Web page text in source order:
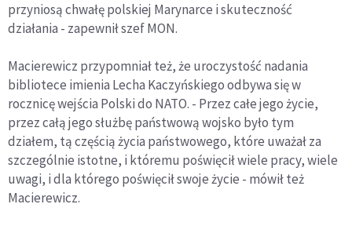
przyniosą chwałę polskiej Marynarce i skuteczność
działania - zapewnił szef MON.
Macierewicz przypomniał też, że uroczystość nadania
bibliotece imienia Lecha Kaczyńskiego odbywa się w
rocznicę wejścia Polski do NATO. - Przez całe jego życie,
przez całą jego służbę państwową wojsko było tym
działem, tą częścią życia państwowego, które uważał za
szczególnie istotne, i któremu poświęcił wiele pracy, wiele
uwagi, i dla którego poświęcił swoje życie - mówił też
Macierewicz.